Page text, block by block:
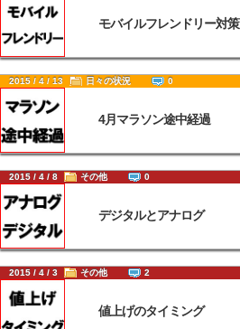
モバイルフレンドリー対策
2015 / 4 / 13 日々の状況 0
4月マラソン途中経過
2015 / 4 / 8 その他 0
デジタルとアナログ
2015 / 4 / 3 その他 2
値上げのタイミング